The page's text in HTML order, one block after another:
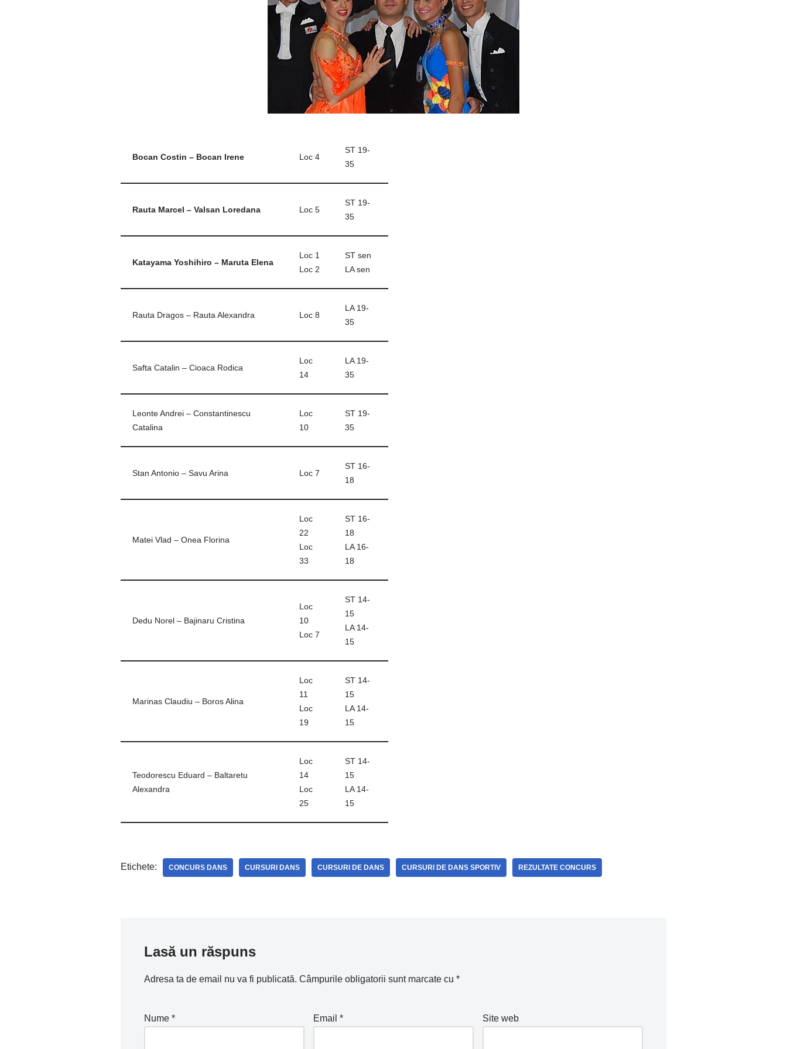
m n
k
z
ă
Bocan Costin – Bocan Irene Loc 4
ST 19-
35
Rauta Marcel – Valsan Loredana Loc 5
ST 19-
35
Katayama Yoshihiro – Maruta Elena
Loc 1
Loc 2
ST sen
LA sen
Rauta Dragos – Rauta Alexandra Loc 8
LA 19-
35
Safta Catalin – Cioaca Rodica
Loc
14
LA 19-
35
Leonte Andrei – Constantinescu
Catalina
Loc
10
ST 19-
35
Stan Antonio – Savu Arina Loc 7
ST 16-
18
Matei Vlad – Onea Florina
Loc
22
Loc
33
ST 16-
18
LA 16-
18
Dedu Norel – Bajinaru Cristina
Loc
10
Loc 7
ST 14-
15
LA 14-
15
Marinas Claudiu – Boros Alina
Loc
11
Loc
19
ST 14-
15
LA 14-
15
Teodorescu Eduard – Baltaretu
Alexandra
Loc
14
Loc
25
ST 14-
15
LA 14-
15
Etichete: CONCURS DANS CURSURI DANS CURSURI DE DANS CURSURI DE DANS SPORTIV REZULTATE CONCURS
Lasă un răspuns
Adresa ta de email nu va fi publicată. Câmpurile obligatorii sunt marcate cu*
Nume* Email* Site web